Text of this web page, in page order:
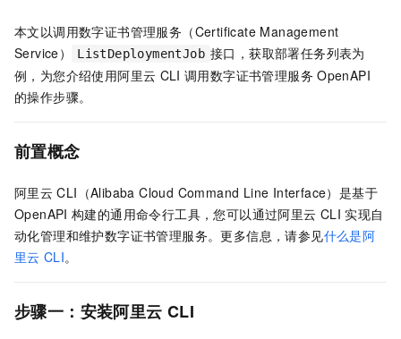
本文以调用数字证书管理服务（Certificate Management
Service）
ListDeploymentJob 接口，获取部署任务列表为
例，为您介绍使用阿里云 CLI 调用数字证书管理服务 OpenAPI
的操作步骤。
前置概念
阿里云 CLI（Alibaba Cloud Command Line Interface）是基于
OpenAPI 构建的通用命令行工具，您可以通过阿里云 CLI 实现自
动化管理和维护数字证书管理服务。更多信息，请参见什么是阿
里云 CLI。
步骤一：安装阿里云 CLI